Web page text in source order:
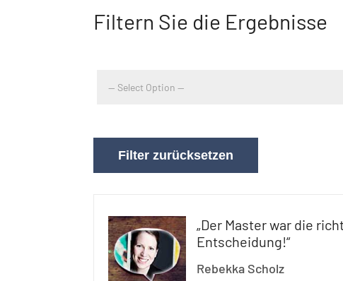
Filtern Sie die Ergebnisse
Filter zurücksetzen
„Der Master war die
Entscheidung!“
Rebekka Scholz